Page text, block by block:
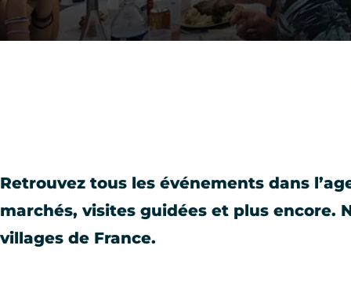
Retrouvez tous les événements dans
marchés, visites guidées et plus encore.
villages de France.